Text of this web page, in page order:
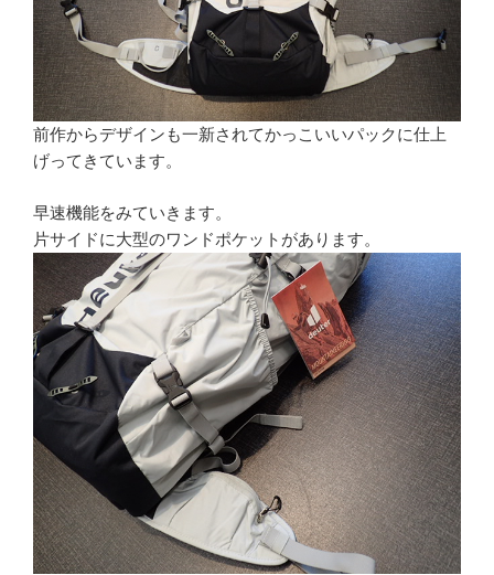
前作からデザインも一新されてかっこいいパックに仕上
げってきています。
早速機能をみていきます。
片サイドに大型のワンドポケットがあります。